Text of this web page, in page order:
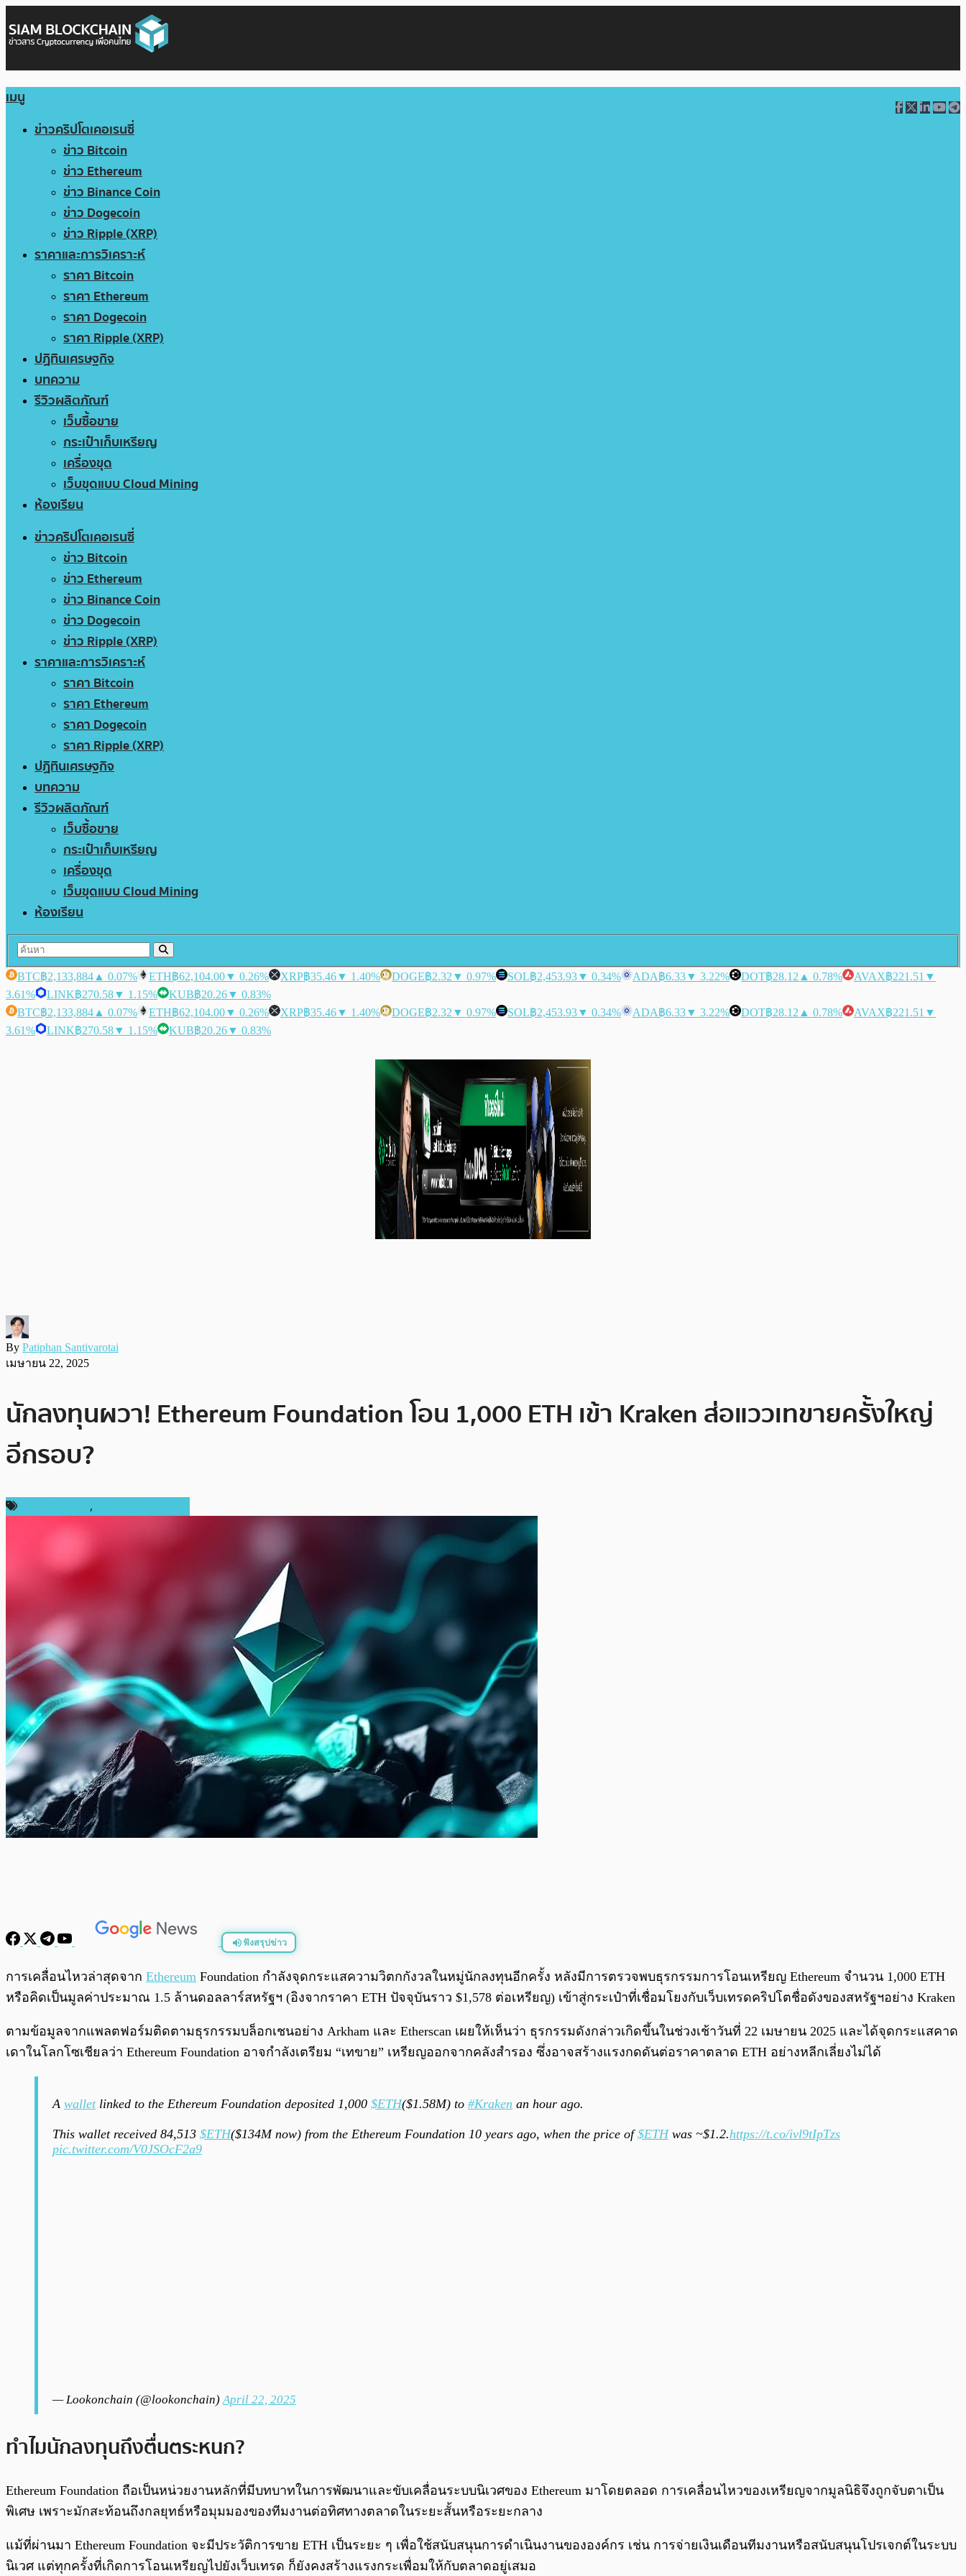
เมนู
ข่าวคริปโตเคอเรนซี่
ข่าว Bitcoin
ข่าว Ethereum
ข่าว Binance Coin
ข่าว Dogecoin
ข่าว Ripple (XRP)
ราคาและการวิเคราะห์
ราคา Bitcoin
ราคา Ethereum
ราคา Dogecoin
ราคา Ripple (XRP)
ปฏิทินเศรษฐกิจ
บทความ
รีวิวผลิตภัณฑ์
เว็บซื้อขาย
กระเป๋าเก็บเหรียญ
เครื่องขุด
เว็บขุดแบบ Cloud Mining
ห้องเรียน
ข่าวคริปโตเคอเรนซี่
ข่าว Bitcoin
ข่าว Ethereum
ข่าว Binance Coin
ข่าว Dogecoin
ข่าว Ripple (XRP)
ราคาและการวิเคราะห์
ราคา Bitcoin
ราคา Ethereum
ราคา Dogecoin
ราคา Ripple (XRP)
ปฏิทินเศรษฐกิจ
บทความ
รีวิวผลิตภัณฑ์
เว็บซื้อขาย
กระเป๋าเก็บเหรียญ
เครื่องขุด
เว็บขุดแบบ Cloud Mining
ห้องเรียน
BTC฿2,133,884 ▲ 0.07% ETH฿62,104.00▼ 0.26% XRP฿35.46▼ 1.40% DOGE฿2.32 ▼ 0.97% SOL฿2,453.93▼ 0.34% ADA฿6.33▼ 3.22% DOT฿28.12 ▲ 0.78% AVAX฿221.51 ▼
3.61%
LINK฿270.58▼ 1.15% KUB฿20.26▼ 0.83%
BTC฿2,133,884 ▲ 0.07% ETH฿62,104.00▼ 0.26% XRP฿35.46▼ 1.40% DOGE฿2.32 ▼ 0.97% SOL฿2,453.93▼ 0.34% ADA฿6.33▼ 3.22% DOT฿28.12 ▲ 0.78% AVAX฿221.51 ▼
3.61%
LINK฿270.58▼ 1.15% KUB฿20.26▼ 0.83%
By Patiphan Santivarotai
เมษายน 22, 2025
นักลงทุนผวา! Ethereum Foundation โอน 1,000 ETH เข้า Kraken ส่อแววเทขายครั้งใหญ่
อีกรอบ?
,
ฟังสรุปข่าว
พร้อมเล่น / 0:00
การเคลื่อนไหวล่าสุดจาก Ethereum Foundation กำลังจุดกระแสความวิตกกังวลในหมู่นักลงทุนอีกครั้ง หลังมีการตรวจพบธุรกรรมการโอนเหรียญ Ethereum จำนวน 1,000 ETH
หรือคิดเป็นมูลค่าประมาณ 1.5 ล้านดอลลาร์สหรัฐฯ (อิงจากราคา ETH ปัจจุบันราว $1,578 ต่อเหรียญ) เข้าสู่กระเป๋าที่เชื่อมโยงกับเว็บเทรดคริปโตชื่อดังของสหรัฐฯอย่าง Kraken
ตามข้อมูลจากแพลตฟอร์มติดตามธุรกรรมบล็อกเชนอย่าง Arkham และ Etherscan เผยให้เห็นว่า ธุรกรรมดังกล่าวเกิดขึ้นในช่วงเช้าวันที่ 22 เมษายน 2025 และได้จุดกระแสคาด
เดาในโลกโซเชียลว่า Ethereum Foundation อาจกำลังเตรียม “เทขาย” เหรียญออกจากคลังสำรอง ซึ่งอาจสร้างแรงกดดันต่อราคาตลาด ETH อย่างหลีกเลี่ยงไม่ได้
A walletlinked to the Ethereum Foundation deposited 1,000 $ETH($1.58M) to #Kraken an hour ago.
This wallet received 84,513 $ETH($134M now) from the Ethereum Foundation 10 years ago, when the price of$ETHwas ~$1.2.https://t.co/ivl9tIpTzs
pic.twitter.com/V0JSOcF2a9
— Lookonchain (@lookonchain)April 22, 2025
ทำไมนักลงทุนถึงตื่นตระหนก?
Ethereum Foundation ถือเป็นหน่วยงานหลักที่มีบทบาทในการพัฒนาและขับเคลื่อนระบบนิเวศของ Ethereum มาโดยตลอด การเคลื่อนไหวของเหรียญจากมูลนิธิจึงถูกจับตาเป็น
พิเศษ เพราะมักสะท้อนถึงกลยุทธ์หรือมุมมองของทีมงานต่อทิศทางตลาดในระยะสั้นหรือระยะกลาง
แม้ที่ผ่านมา Ethereum Foundation จะมีประวัติการขาย ETH เป็นระยะ ๆ เพื่อใช้สนับสนุนการดำเนินงานขององค์กร เช่น การจ่ายเงินเดือนทีมงานหรือสนับสนุนโปรเจกต์ในระบบ
นิเวศ แต่ทุกครั้งที่เกิดการโอนเหรียญไปยังเว็บเทรด ก็ยังคงสร้างแรงกระเพื่อมให้กับตลาดอยู่เสมอ